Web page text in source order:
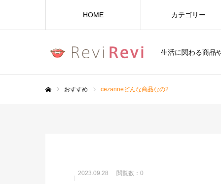
生活に関わる商品
HOME カテゴリー
おすすめ cezanneどんな商品なの2
2023.09.28 閲覧数：0